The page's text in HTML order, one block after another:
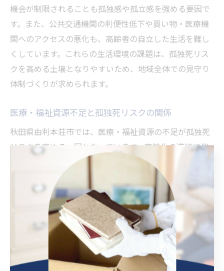
機会が制限されることも孤独感や孤立感を強める要因で
す。また、公共交通機関の利便性低下や買い物・医療機
関へのアクセスの悪化も、高齢者の自立した生活を難し
くしています。これらの生活環境の課題は、孤独死リス
クを高める土壌となりやすいため、地域全体での見守り
体制づくりが求められます。
医療・福祉資源不足と孤独死リスクの関係
秋田県由利本荘市では、医療・福祉資源の不足が孤独死
リスクを高める一因となっています。高齢化の進行に伴
い、医療機関や介護サービスの需要が増加しているにも
かかわらず、医師やケアマネジャーの人手不足が深刻化
しています。これにより、日常的な健康管理や緊急時の
対応が遅れがちになります。
特に独居高齢者の場合、体調不良を自覚しても病院へ行
く手段が限られていることが多く、早期発見・早期治療
の機会を逃しやすいです。また、福祉関係者の訪問頻度